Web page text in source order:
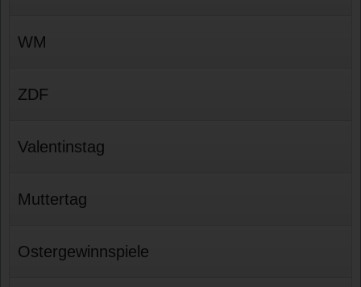
WM
ZDF
Valentinstag
Muttertag
Ostergewinnspiele